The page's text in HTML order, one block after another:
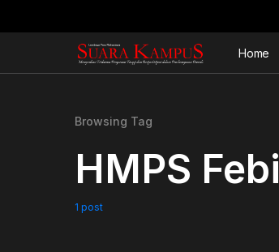
Home
Browsing Tag
HMPS Febi
1 post